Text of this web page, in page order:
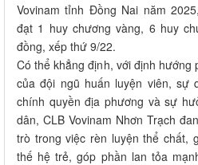
Vovinam tỉnh Đồng Nai năm
đạt 1 huy chương vàng, 6 huy
đồng, xếp thứ 9/22.
Có thể khẳng định, với định hướng
của đội ngũ huấn luyện viên, sự
chính quyền địa phương và sự
dân, CLB Vovinam Nhơn Trạch
trò trong việc rèn luyện thể chất,
thế hệ trẻ, góp phần lan tỏa